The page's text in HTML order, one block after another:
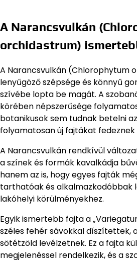
A Narancsvulkán
orchidastrum)
A Narancsvulkán (Chlorophytum
lenyűgöző szépsége és könnyű
szívébe lopta be magát. A
körében népszerűsége
botanikusok sem tudnak betelni
folyamatosan új fajtákat fedeznek
A Narancsvulkán rendkívül
a színek és formák kavalkádja
hanem az is, hogy egyes fajták
tarthatóak és alkalmazkodóbbak
lakóhelyi körülményekhez.
Egyik ismertebb fajta a
széles fehér sávokkal díszítettek,
sötétzöld levélzetnek. Ez a fajta
megjelenéssel rendelkezik, és a